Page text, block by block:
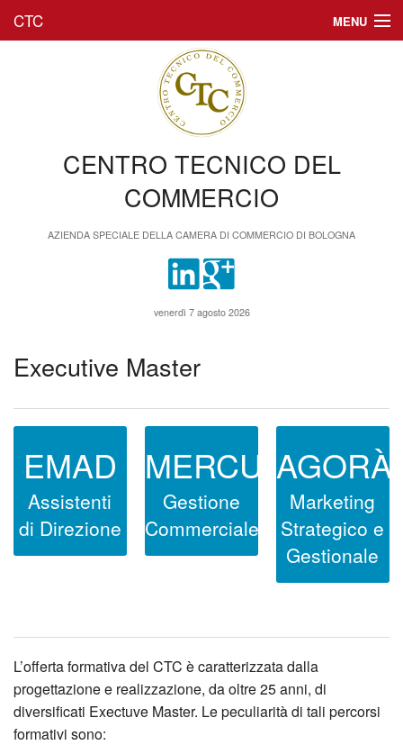
CTC MENU
CENTRO TECNICO DEL
COMMERCIO
AZIENDA SPECIALE DELLA CAMERA DI COMMERCIO DI BOLOGNA
venerdì 7 agosto 2026
Executive Master
EMAD
Assistenti
di Direzione
MERCURIUS
Gestione
Commerciale
AGORÀ
Marketing
Strategico e
Gestionale
L’offerta formativa del CTC è caratterizzata dalla
progettazione e realizzazione, da oltre 25 anni, di
diversificati Exectuve Master. Le peculiarità di tali percorsi
formativi sono: